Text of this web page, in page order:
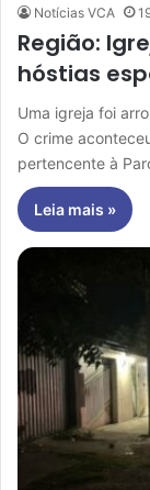
Notícias VCA
Região:
hóstias
Uma igreja foi
O crime
pertencente à
Leia mais »